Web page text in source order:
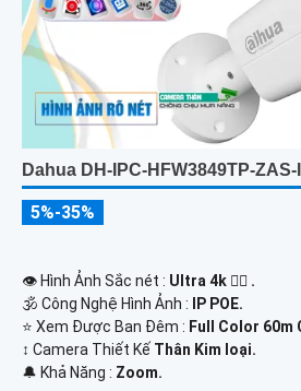
Dahua DH-IPC-HFW3849TP-
5%-35%
👁 Hình Ảnh Sắc nét : Ultra 4k 👍🏾 .
🕉️ Công Nghệ Hình Ảnh :
IP POE.
⭐ Xem Được Ban Đêm : Full Color 60m
↕️ Camera Thiết Kế Thân Kim loại.
️🔔 Khả Năng : Zoom.